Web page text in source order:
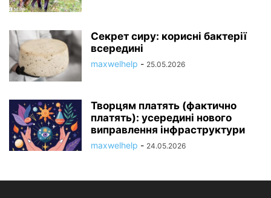
Секрет сиру: корисні бактерії
всередині
maxwelhelp - 25.05.2026
Творцям платять (фактично
платять): усередині нового
виправлення інфраструктури
maxwelhelp - 24.05.2026